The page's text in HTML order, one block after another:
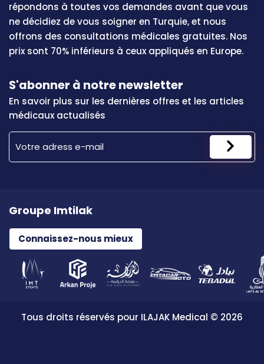
répondons à toutes vos demandes avant que vous
ne décidiez de vous soigner en Turquie, et nous
offrons des consultations médicales gratuites. Nos
prix sont 70% inférieurs à ceux appliqués en Europe.
S'abonner à notre newsletter
En savoir plus sur les dernières offres et les articles
médicaux actualisés
Groupe Imtilak
Connaissez-nous mieux
Tous droits réservés pour ILAJAK Medical © 2026